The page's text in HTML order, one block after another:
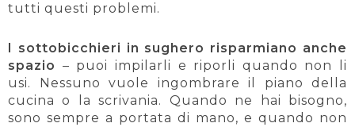
tutti questi problemi.
I sottobicchieri in sughero risparmiano anche
spazio – puoi impilarli e riporli quando non li
usi. Nessuno vuole ingombrare il piano della
cucina o la scrivania. Quando ne hai bisogno,
sono sempre a portata di mano, e quando non